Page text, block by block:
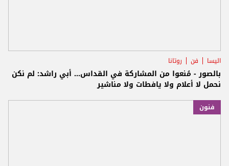
اليسا فن روتانا
بالصور - مُنعوا من المشاركة في القداس... أبي راشد: لم نكن
نحمل لا أعلام ولا يافطات ولا مناشير
فنون